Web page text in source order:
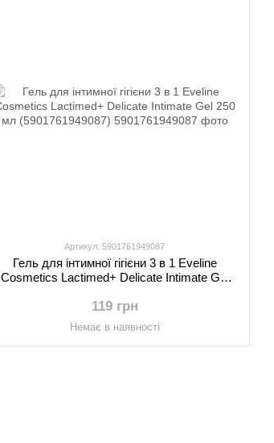
Артикул: 5901761949087
Гель для інтимної гігієни 3 в 1 Eveline
Cosmetics Lactimed+ Delicate Intimate Gel
119 грн
Немає в наявності